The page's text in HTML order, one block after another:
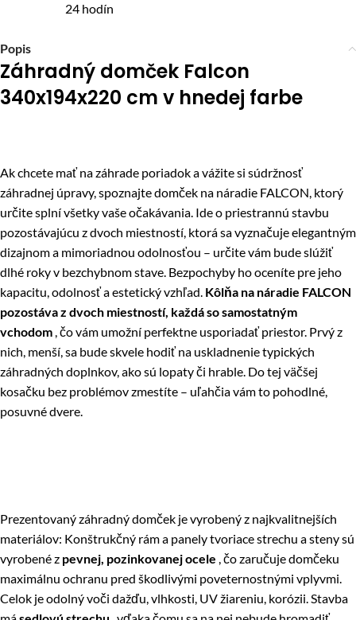
24 hodín
Popis
Záhradný domček Falcon
340x194x220 cm v hnedej farbe
Ak chcete mať na záhrade poriadok a vážite si súdržnosť
záhradnej úpravy, spoznajte domček na náradie FALCON, ktorý
určite splní všetky vaše očakávania. Ide o priestrannú stavbu
pozostávajúcu z dvoch miestností, ktorá sa vyznačuje elegantným
dizajnom a mimoriadnou odolnosťou – určite vám bude slúžiť
dlhé roky v bezchybnom stave. Bezpochyby ho oceníte pre jeho
kapacitu, odolnosť a estetický vzhľad. Kôlňa na náradie FALCON
pozostáva z dvoch miestností, každá so samostatným
vchodom , čo vám umožní perfektne usporiadať priestor. Prvý z
nich, menší, sa bude skvele hodiť na uskladnenie typických
záhradných doplnkov, ako sú lopaty či hrable. Do tej väčšej
kosačku bez problémov zmestíte – uľahčia vám to pohodlné,
posuvné dvere.
Prezentovaný záhradný domček je vyrobený z najkvalitnejších
materiálov: Konštrukčný rám a panely tvoriace strechu a steny sú
vyrobené z pevnej, pozinkovanej ocele , čo zaručuje domčeku
maximálnu ochranu pred škodlivými poveternostnými vplyvmi.
Celok je odolný voči dažďu, vlhkosti, UV žiareniu, korózii. Stavba